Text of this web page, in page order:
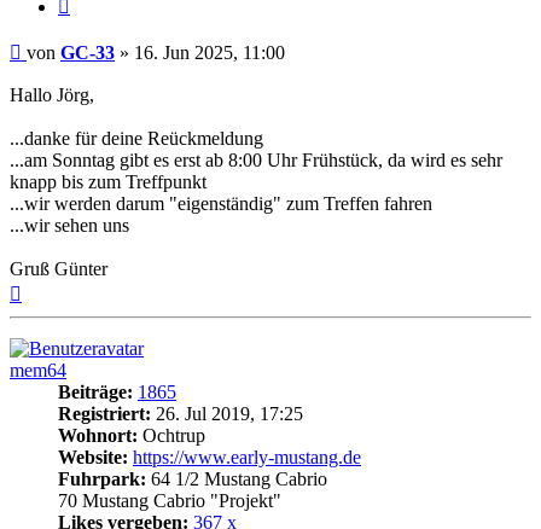
Beitrag
von GC-33 » 16. Jun 2025, 11:00
Hallo Jörg,
...danke für deine Reückmeldung
...am Sonntag gibt es erst ab 8:00 Uhr Frühstück, da wird es sehr
knapp bis zum Treffpunkt
...wir werden darum "eigenständig" zum Treffen fahren
...wir sehen uns
Gruß Günter
oben
mem64
Beiträge: 1865
Registriert: 26. Jul 2019, 17:25
Wohnort: Ochtrup
Website: https://www.early-mustang.de
Fuhrpark: 64 1/2 Mustang Cabrio
70 Mustang Cabrio "Projekt"
Likes vergeben: 367 x